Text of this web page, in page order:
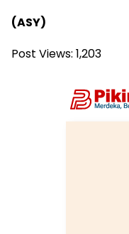
(ASY)
Post Views: 1,203